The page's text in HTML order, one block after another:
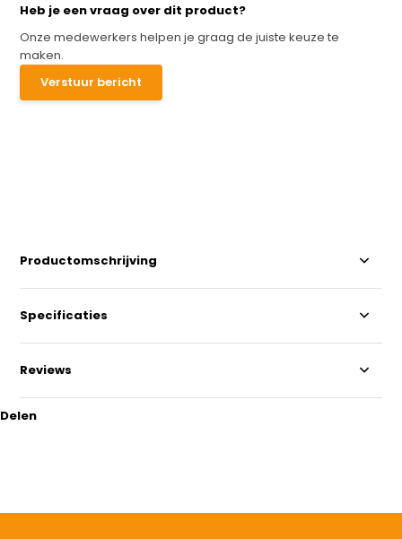
Heb je een vraag over dit product?
Onze medewerkers helpen je graag de juiste keuze te
maken.
Verstuur bericht
Productomschrijving
Specificaties
Reviews
Delen